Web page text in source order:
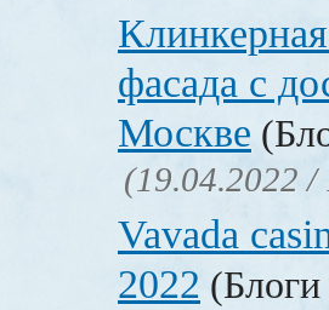
фасада с
Москве
(19.04.2022 /
Vavada
2022